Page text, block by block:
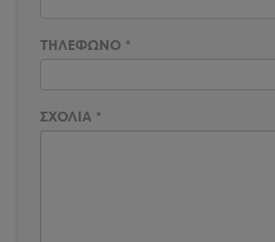
ΤΗΛΕΦΩΝΟ *
ΣΧΟΛΙΑ *